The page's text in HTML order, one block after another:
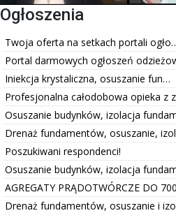
Ogłoszenia
Twoja oferta na setkach portali
Portal darmowych ogłoszeń
Iniekcja krystaliczna, osuszanie fun…
Profesjonalna całodobowa opieka z
Osuszanie budynków, izolacja
Drenaż fundamentów, osuszanie,
Poszukiwani respondenci!
Osuszanie budynków, izolacja
AGREGATY PRĄDOTWÓRCZE DO
Drenaż fundamentów, osuszanie i